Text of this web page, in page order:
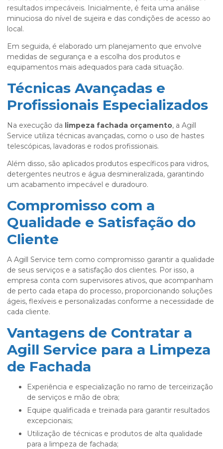
resultados impecáveis. Inicialmente, é feita uma análise
minuciosa do nível de sujeira e das condições de acesso ao
local.
Em seguida, é elaborado um planejamento que envolve
medidas de segurança e a escolha dos produtos e
equipamentos mais adequados para cada situação.
Técnicas Avançadas e
Profissionais Especializados
Na execução da limpeza fachada orçamento, a Agill
Service utiliza técnicas avançadas, como o uso de hastes
telescópicas, lavadoras e rodos profissionais.
Além disso, são aplicados produtos específicos para vidros,
detergentes neutros e água desmineralizada, garantindo
um acabamento impecável e duradouro.
Compromisso com a
Qualidade e Satisfação do
Cliente
A Agill Service tem como compromisso garantir a qualidade
de seus serviços e a satisfação dos clientes. Por isso, a
empresa conta com supervisores ativos, que acompanham
de perto cada etapa do processo, proporcionando soluções
ágeis, flexíveis e personalizadas conforme a necessidade de
cada cliente.
Vantagens de Contratar a
Agill Service para a Limpeza
de Fachada
Experiência e especialização no ramo de terceirização
de serviços e mão de obra;
Equipe qualificada e treinada para garantir resultados
excepcionais;
Utilização de técnicas e produtos de alta qualidade
para a limpeza de fachada;